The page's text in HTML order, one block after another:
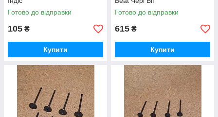
Готово до відправки
105 ₴
Купити
Готово до відправки
615 ₴
Купити